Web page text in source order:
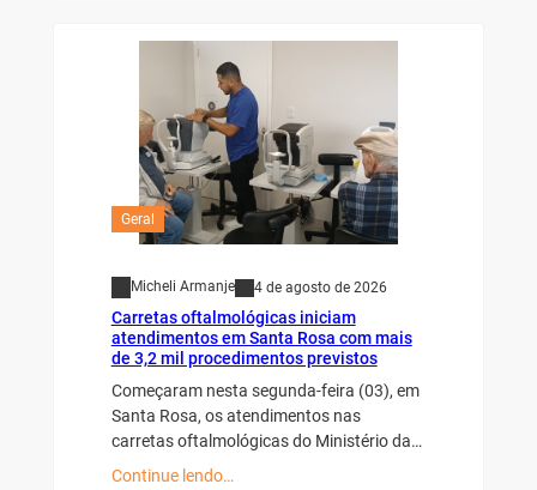
Geral
Micheli Armanje 4 de agosto de 2026
Carretas oftalmológicas iniciam
atendimentos em Santa Rosa com mais
de 3,2 mil procedimentos previstos
Começaram nesta segunda-feira (03), em
Santa Rosa, os atendimentos nas
carretas oftalmológicas do Ministério da…
Continue lendo…